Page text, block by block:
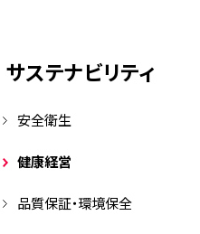
サステナビリティ
安全衛生
健康経営
品質保証・環境保全